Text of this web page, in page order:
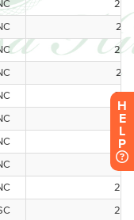
H
E
L
P